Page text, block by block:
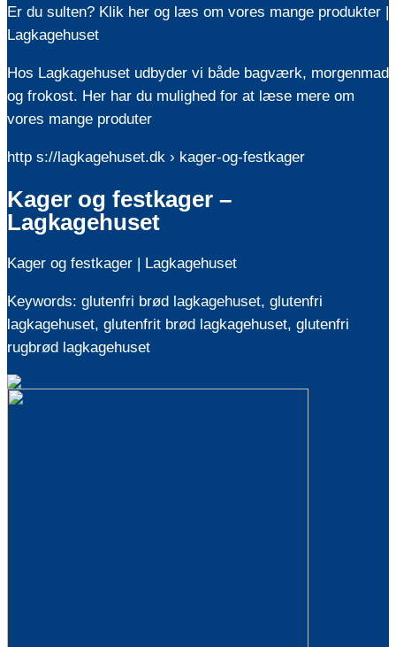
Er du sulten? Klik her og læs om vores mange produkter |
Lagkagehuset
Hos Lagkagehuset udbyder vi både bagværk, morgenmad
og frokost. Her har du mulighed for at læse mere om
vores mange produter
http s://lagkagehuset.dk › kager-og-festkager
Kager og festkager –
Lagkagehuset
Kager og festkager | Lagkagehuset
Keywords: glutenfri brød lagkagehuset, glutenfri
lagkagehuset, glutenfrit brød lagkagehuset, glutenfri
rugbrød lagkagehuset